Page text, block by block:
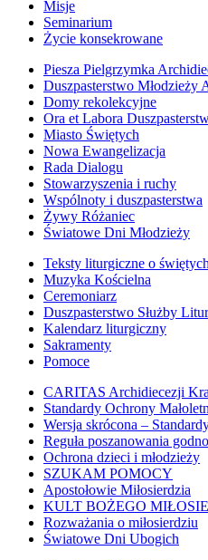
Misje
Seminarium
Życie konsekrowane
Piesza Pielgrzymka
Duszpasterstwo Młodzieży
Domy rekolekcyjne
Ora et Labora
Miasto Świętych
Nowa Ewangelizacja
Rada Dialogu
Stowarzyszenia i ruchy
Wspólnoty i duszpasterstwa
Żywy Różaniec
Światowe Dni Młodzieży
Teksty liturgiczne o
Muzyka Kościelna
Ceremoniarz
Duszpasterstwo Służby
Kalendarz liturgiczny
Sakramenty
Pomoce
CARITAS Archidiecezji
Standardy Ochrony
Wersja skrócona –
Reguła poszanowania
Ochrona dzieci i młodzieży
SZUKAM POMOCY
Apostołowie Miłosierdzia
KULT BOŻEGO
Rozważania o miłosierdziu
Światowe Dni Ubogich